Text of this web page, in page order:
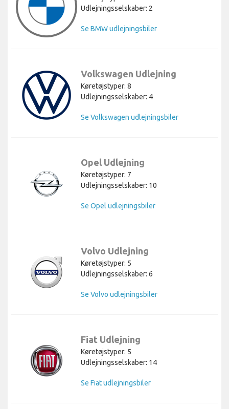
Udlejningsselskaber: 2
Se BMW udlejningsbiler
Volkswagen Udlejning
Køretøjstyper: 8
Udlejningsselskaber: 4
Se Volkswagen udlejningsbiler
Opel Udlejning
Køretøjstyper: 7
Udlejningsselskaber: 10
Se Opel udlejningsbiler
Volvo Udlejning
Køretøjstyper: 5
Udlejningsselskaber: 6
Se Volvo udlejningsbiler
Fiat Udlejning
Køretøjstyper: 5
Udlejningsselskaber: 14
Se Fiat udlejningsbiler